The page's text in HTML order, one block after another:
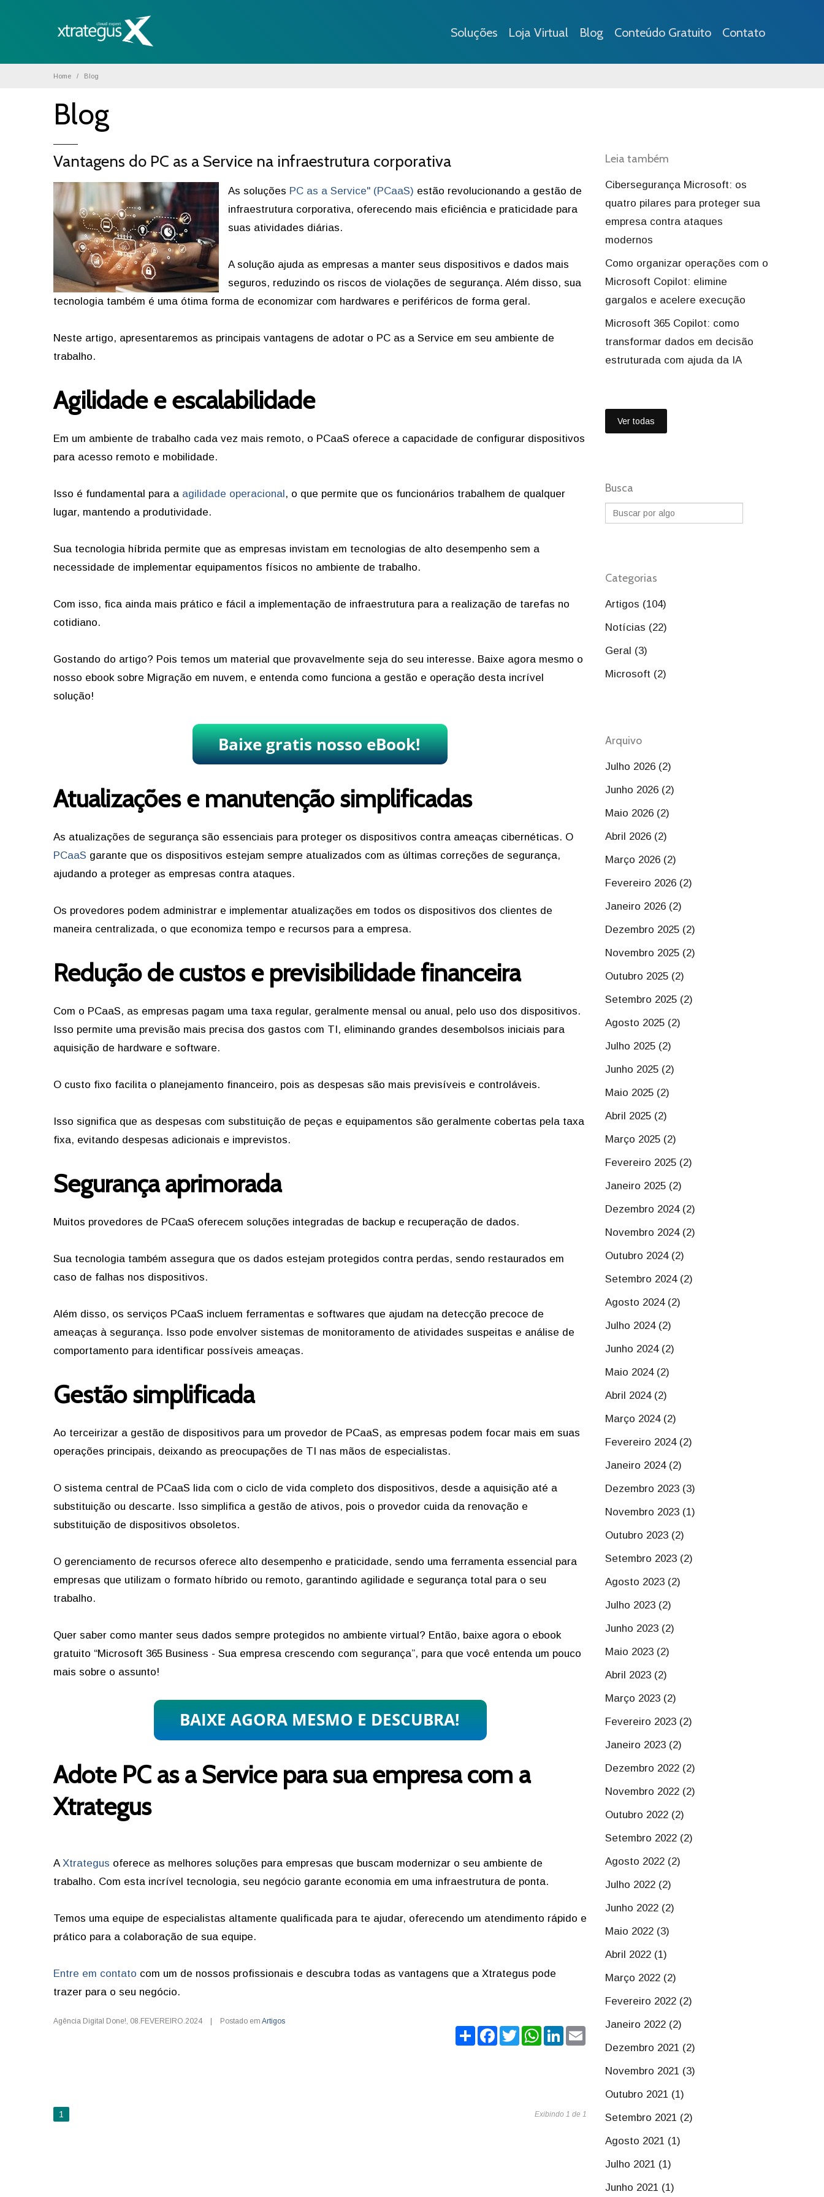
Soluções Loja Virtual Blog Conteúdo Gratuito Contato
Home Blog
Blog
Vantagens do PC as a Service na infraestrutura corporativa
As soluções PC as a Service" (PCaaS) estão revolucionando a gestão de
infraestrutura corporativa, oferecendo mais eficiência e praticidade para
suas atividades diárias.
A solução ajuda as empresas a manter seus dispositivos e dados mais
seguros, reduzindo os riscos de violações de segurança. Além disso, sua
tecnologia também é uma ótima forma de economizar com hardwares e periféricos de forma geral.
Neste artigo, apresentaremos as principais vantagens de adotar o PC as a Service em seu ambiente de
trabalho.
Agilidade e escalabilidade
Em um ambiente de trabalho cada vez mais remoto, o PCaaS oferece a capacidade de configurar dispositivos
para acesso remoto e mobilidade.
Isso é fundamental para a agilidade operacional, o que permite que os funcionários trabalhem de qualquer
lugar, mantendo a produtividade.
Sua tecnologia híbrida permite que as empresas invistam em tecnologias de alto desempenho sem a
necessidade de implementar equipamentos físicos no ambiente de trabalho.
Com isso, fica ainda mais prático e fácil a implementação de infraestrutura para a realização de tarefas no
cotidiano.
Gostando do artigo? Pois temos um material que provavelmente seja do seu interesse. Baixe agora mesmo o
nosso ebook sobre Migração em nuvem, e entenda como funciona a gestão e operação desta incrível
solução!
Atualizações e manutenção simplificadas
As atualizações de segurança são essenciais para proteger os dispositivos contra ameaças cibernéticas. O
PCaaS garante que os dispositivos estejam sempre atualizados com as últimas correções de segurança,
ajudando a proteger as empresas contra ataques.
Os provedores podem administrar e implementar atualizações em todos os dispositivos dos clientes de
maneira centralizada, o que economiza tempo e recursos para a empresa.
Redução de custos e previsibilidade financeira
Com o PCaaS, as empresas pagam uma taxa regular, geralmente mensal ou anual, pelo uso dos dispositivos.
Isso permite uma previsão mais precisa dos gastos com TI, eliminando grandes desembolsos iniciais para
aquisição de hardware e software.
O custo fixo facilita o planejamento financeiro, pois as despesas são mais previsíveis e controláveis.
Isso significa que as despesas com substituição de peças e equipamentos são geralmente cobertas pela taxa
fixa, evitando despesas adicionais e imprevistos.
Segurança aprimorada
Muitos provedores de PCaaS oferecem soluções integradas de backup e recuperação de dados.
Sua tecnologia também assegura que os dados estejam protegidos contra perdas, sendo restaurados em
caso de falhas nos dispositivos.
Além disso, os serviços PCaaS incluem ferramentas e softwares que ajudam na detecção precoce de
ameaças à segurança. Isso pode envolver sistemas de monitoramento de atividades suspeitas e análise de
comportamento para identificar possíveis ameaças.
Gestão simplificada
Ao terceirizar a gestão de dispositivos para um provedor de PCaaS, as empresas podem focar mais em suas
operações principais, deixando as preocupações de TI nas mãos de especialistas.
O sistema central de PCaaS lida com o ciclo de vida completo dos dispositivos, desde a aquisição até a
substituição ou descarte. Isso simplifica a gestão de ativos, pois o provedor cuida da renovação e
substituição de dispositivos obsoletos.
O gerenciamento de recursos oferece alto desempenho e praticidade, sendo uma ferramenta essencial para
empresas que utilizam o formato híbrido ou remoto, garantindo agilidade e segurança total para o seu
trabalho.
Quer saber como manter seus dados sempre protegidos no ambiente virtual? Então, baixe agora o ebook
gratuito “Microsoft 365 Business - Sua empresa crescendo com segurança”, para que você entenda um pouco
mais sobre o assunto!
Adote PC as a Service para sua empresa com a
Xtrategus
AXtrategus oferece as melhores soluções para empresas que buscam modernizar o seu ambiente de
trabalho. Com esta incrível tecnologia, seu negócio garante economia em uma infraestrutura de ponta.
Temos uma equipe de especialistas altamente qualificada para te ajudar, oferecendo um atendimento rápido e
prático para a colaboração de sua equipe.
Entre em contato com um de nossos profissionais e descubra todas as vantagens que a Xtrategus pode
trazer para o seu negócio.
Agência Digital Done!, 08.FEVEREIRO.2024 Postado em Artigos
ShareFacebook
TwitterWhatsApp
LinkedInEmail
1 Exibindo 1 de 1
Leia também
Cibersegurança Microsoft: os
quatro pilares para proteger sua
empresa contra ataques
modernos
Como organizar operações com o
Microsoft Copilot: elimine
gargalos e acelere execução
Microsoft 365 Copilot: como
transformar dados em decisão
estruturada com ajuda da IA
Ver todas
Busca
Categorias
Artigos (104)
Notícias (22)
Geral (3)
Microsoft (2)
Arquivo
Julho 2026 (2)
Junho 2026 (2)
Maio 2026 (2)
Abril 2026 (2)
Março 2026 (2)
Fevereiro 2026 (2)
Janeiro 2026 (2)
Dezembro 2025 (2)
Novembro 2025 (2)
Outubro 2025 (2)
Setembro 2025 (2)
Agosto 2025 (2)
Julho 2025 (2)
Junho 2025 (2)
Maio 2025 (2)
Abril 2025 (2)
Março 2025 (2)
Fevereiro 2025 (2)
Janeiro 2025 (2)
Dezembro 2024 (2)
Novembro 2024 (2)
Outubro 2024 (2)
Setembro 2024 (2)
Agosto 2024 (2)
Julho 2024 (2)
Junho 2024 (2)
Maio 2024 (2)
Abril 2024 (2)
Março 2024 (2)
Fevereiro 2024 (2)
Janeiro 2024 (2)
Dezembro 2023 (3)
Novembro 2023 (1)
Outubro 2023 (2)
Setembro 2023 (2)
Agosto 2023 (2)
Julho 2023 (2)
Junho 2023 (2)
Maio 2023 (2)
Abril 2023 (2)
Março 2023 (2)
Fevereiro 2023 (2)
Janeiro 2023 (2)
Dezembro 2022 (2)
Novembro 2022 (2)
Outubro 2022 (2)
Setembro 2022 (2)
Agosto 2022 (2)
Julho 2022 (2)
Junho 2022 (2)
Maio 2022 (3)
Abril 2022 (1)
Março 2022 (2)
Fevereiro 2022 (2)
Janeiro 2022 (2)
Dezembro 2021 (2)
Novembro 2021 (3)
Outubro 2021 (1)
Setembro 2021 (2)
Agosto 2021 (1)
Julho 2021 (1)
Junho 2021 (1)